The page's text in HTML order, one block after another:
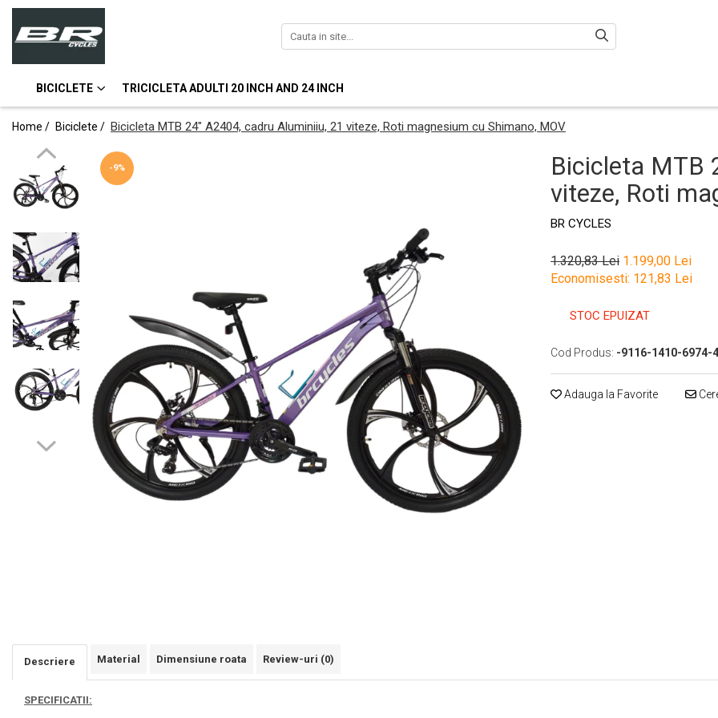
Biciclete
Bicicleta MTB
Bicicleta MTB 24'' Cadru din Aluminiu
Bicicleta MTB 26'' Cadru din Aluminiu
Bicicleta MTB-26'' Cadru din Otel
Bicicleta Oras-Trekking
BICICLETE TRICICLETA ADULTI 20 INCH AND 24 INCH
Home / Biciclete / Bicicleta MTB 24″ A2404, cadru Aluminiiu, 21 viteze, Roti magnesium cu Shimano, MOV
Bicicleta MTB
viteze, Roti
BR CYCLES
-9%
1.320,83 Lei 1.199,00 Lei
Economisesti: 121,83 Lei
STOC EPUIZAT
Cod Produs: -9116-1410-6974-
Adauga la Favorite
Descriere Material Dimensiune roata Review-uri (0)
SPECIFICATII: